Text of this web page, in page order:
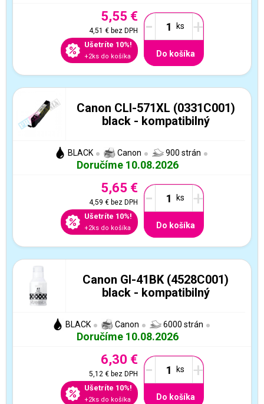
5,55 €
4,51 €bez DPH
Ušetríte 10%!
+2ks do košíka
- +
Do košíka
Canon CLI-571XL (0331C001)
black - kompatibilný
BLACK Canon 900 strán
Doručíme 10.08.2026
5,65 €
4,59 €bez DPH
Ušetríte 10%!
+2ks do košíka
- +
Do košíka
Canon GI-41BK (4528C001)
black - kompatibilný
BLACK Canon 6000 strán
Doručíme 10.08.2026
6,30 €
5,12 €bez DPH
Ušetríte 10%!
+2ks do košíka
- +
Do košíka